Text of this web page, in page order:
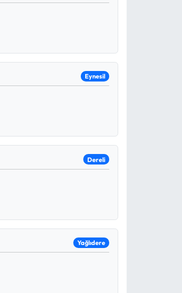
Eynesil
Dereli
Yağlıdere